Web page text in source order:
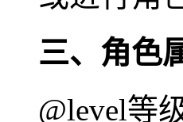
三、角色
@level等